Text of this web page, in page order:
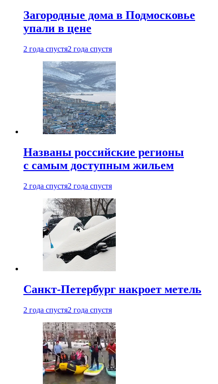
Загородные дома в Подмосковье
упали в цене
2 года спустя2 года спустя
Названы российские регионы
с самым доступным жильем
2 года спустя2 года спустя
Санкт-Петербург накроет метель
2 года спустя2 года спустя